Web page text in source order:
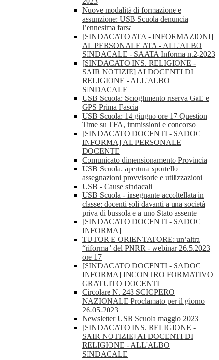
Nuove modalità di formazione e
assunzione: USB Scuola denuncia
l’ennesima farsa
[SINDACATO ATA - INFORMAZIONI]
AL PERSONALE ATA - ALL'ALBO
SINDACALE - SAATA Informa n.2-2023
[SINDACATO INS. RELIGIONE -
SAIR NOTIZIE] AI DOCENTI DI
RELIGIONE - ALL'ALBO
SINDACALE
USB Scuola: Scioglimento riserva GaE e
GPS Prima Fascia
USB Scuola: 14 giugno ore 17 Question
Time su TFA, immissioni e concorso
[SINDACATO DOCENTI - SADOC
INFORMA] AL PERSONALE
DOCENTE
Comunicato dimensionamento Provincia
USB Scuola: apertura sportello
assegnazioni provvisorie e utilizzazioni
USB - Cause sindacali
USB Scuola - insegnante accoltellata in
classe: docenti soli davanti a una società
priva di bussola e a uno Stato assente
[SINDACATO DOCENTI - SADOC
INFORMA]
TUTOR E ORIENTATORE: un’altra
“riforma” del PNRR - webinar 26.5.2023
ore 17
[SINDACATO DOCENTI - SADOC
INFORMA] INCONTRO FORMATIVO
GRATUITO DOCENTI
Circolare N. 248 SCIOPERO
NAZIONALE Proclamato per il giorno
26-05-2023
Newsletter USB Scuola maggio 2023
[SINDACATO INS. RELIGIONE -
SAIR NOTIZIE] AI DOCENTI DI
RELIGIONE - ALL'ALBO
SINDACALE